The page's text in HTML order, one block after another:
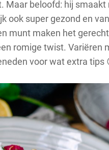
Maar beloofd: hij
ook super gezond en
munt maken het
romige twist. Variëren
voor wat extra tips